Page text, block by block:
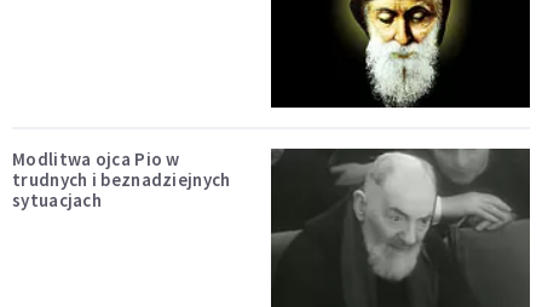
Modlitwa ojca Pio w
trudnych i beznadziejnych
sytuacjach